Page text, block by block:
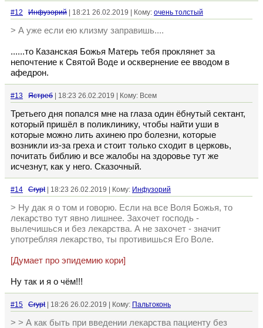
#12 Инфузорий | 18:21 26.02.2019 | Кому: очень толстый
> А уже если ею клизму заправишь....
......то Казанская Божья Матерь тебя проклянет за
непочтение к Святой Воде и осквернение ее вводом в
афедрон.
#13 Ястреб | 18:23 26.02.2019 | Кому: Всем
Третьего дня попался мне на глаза один ёбнутый сектант,
который пришёл в поликлинику, чтобы найти уши в
которые можно лить ахинею про болезни, которые
возникли из-за греха и стоит только сходит в церковь,
почитать библию и все жалобы на здоровье тут же
исчезнут, как у него. Сказочный.
#14 Crypt| 18:23 26.02.2019 | Кому: Инфузорий
> Ну дак я о том и говорю. Если на все Воля Божья, то
лекарство тут явно лишнее. Захочет господь -
вылечишься и без лекарства. А не захочет - значит
употребляя лекарство, ты противишься Его Воле.
[Думает про эпидемию кори]
Ну так и я о чём!!!
#15 Crypt| 18:26 26.02.2019 | Кому: Пальтоконь
> > А как быть при введении лекарства пациенту без